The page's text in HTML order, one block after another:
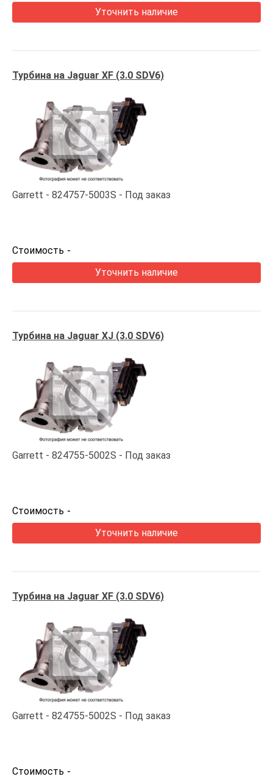
Уточнить наличие
Турбина на Jaguar XF (3.0 SDV6)
Garrett 824757-5003S Под заказ
Стоимость -
Уточнить наличие
Турбина на Jaguar XJ (3.0 SDV6)
Garrett 824755-5002S Под заказ
Стоимость -
Уточнить наличие
Турбина на Jaguar XF (3.0 SDV6)
Garrett 824755-5002S Под заказ
Стоимость -